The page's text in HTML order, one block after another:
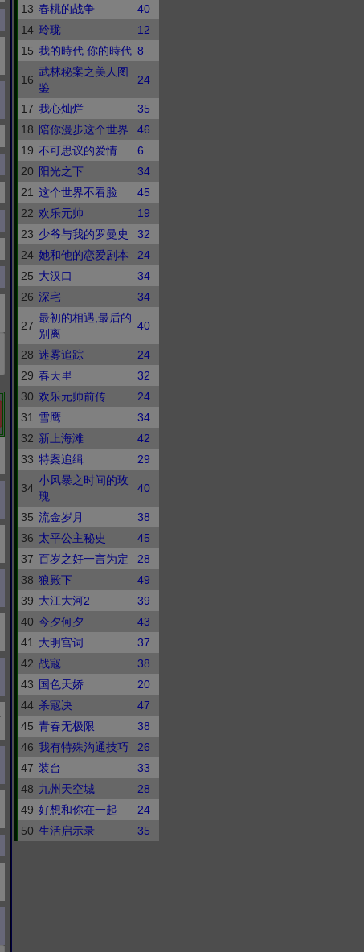
13 春桃的战争
40
14 玲珑
12
15 我的時代 你的時代 8
16
武林秘案之美人图
鉴
24
17 我心灿烂
35
18 陪你漫步这个世界
46
19 不可思议的爱情
6
20 阳光之下
34
21 这个世界不看脸
45
22 欢乐元帅
19
23 少爷与我的罗曼史
32
24 她和他的恋爱剧本
24
25 大汉口
34
26 深宅 34
27
最初的相遇,最后的
别离
40
28 迷雾追踪
24
29 春天里
32
30 欢乐元帅前传
24
31
雪鹰
34
32 新上海滩
42
33 特案追缉 29
34
小风暴之时间的玫
瑰
40
35 流金岁月
38
36 太平公主秘史
45
37 百岁之好一言为定
28
38 狼殿下
49
39 大江大河2
39
40 今夕何夕
43
41
大明宫词
37
42 战寇
38
43 国色天娇
20
44 杀寇决
47
45 青春无极限
38
46 我有特殊沟通技巧
26
47 装台
33
48 九州天空城
28
49 好想和你在一起
24
50 生活启示录 35